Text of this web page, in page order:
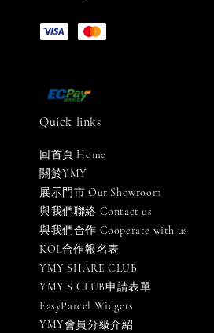
Quick links
回首頁 Home
關於YMY
展示門市 Our Showroom
與我們聯絡 Contact us
與我們合作 Cooperate with us
KOL合作報名表
YMY SHARE CLUB
YMY S CLUB申請表單
EasyParcel Widgets
YMY會員分級介紹